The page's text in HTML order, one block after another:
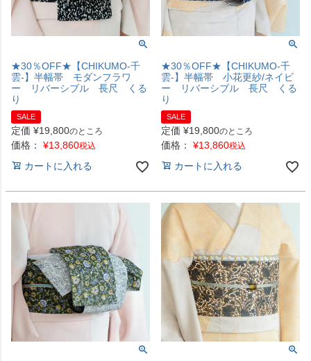
★30％OFF★【CHIKUMO-千
雲-】半幅帯 モダンフラワ
ー リバーシブル 長尺 くる
り
SALE
定価 ¥19,800のところ
価格： ¥13,860税込
カートに入れる
★30％OFF★【CHIKUMO-千
雲-】半幅帯 小花更紗/ネイビ
ー リバーシブル 長尺 くる
り
SALE
定価 ¥19,800のところ
価格： ¥13,860税込
カートに入れる